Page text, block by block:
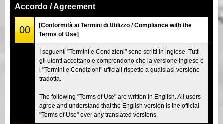
Cambia Negozio
Tokyo Shinagawa
Tokyo Akihabara#2
Tokyo Shibuya Annex Tokyo Bay
Tokyo Asakusa Osaka
Accordo / Agreement
00
[Conformità ai Termini di Utilizzo / Compliance with the
Terms of Use]
I seguenti "Termini e Condizioni" sono scritti in inglese. Tutti
gli utenti accettano e comprendono che la versione inglese è
i "Termini e Condizioni" ufficiali rispetto a qualsiasi versione
tradotta.
The following "Terms of Use" are written in English. All users
agree and understand that the English version is the official
"Terms of Use" over any translated versions.